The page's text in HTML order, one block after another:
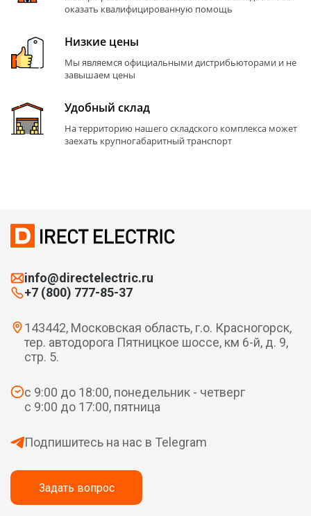
оказать квалифицированную помощь
Низкие цены
Мы являемся официальными дистрибьюторами и не
завышаем цены
Удобный склад
На территорию нашего складского комплекса может
заехать крупногабаритный транспорт
info@directelectric.ru
+7 (800) 777-85-37
143442, Московская область, г.о. Красногорск,
тер. автодорога Пятницкое шоссе, км 6-й, д. 9,
стр. 5.
с 9:00 до 18:00, понедельник - четверг
с 9:00 до 17:00, пятница
Подпишитесь на нас в Telegram
Задать вопрос